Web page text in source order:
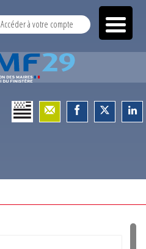
Accéder à votre compte